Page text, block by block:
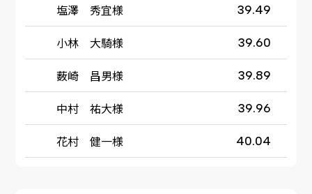
塩澤 秀宜様 39.49
小林 大騎様 39.60
薮崎 昌男様 39.89
中村 祐大様 39.96
花村 健一様 40.04